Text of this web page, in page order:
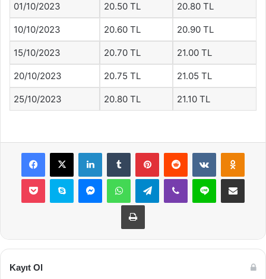
01/10/2023 20.50 TL 20.80 TL
10/10/2023 20.60 TL 20.90 TL
15/10/2023 20.70 TL 21.00 TL
20/10/2023 20.75 TL 21.05 TL
25/10/2023 20.80 TL 21.10 TL
Facebook
X LinkedInTumblr PinterestReddit VKontakte
Pocket Skype MessengerWhatsAppTelegramViber Line E-Posta ile
Yazdır
Kayıt Ol